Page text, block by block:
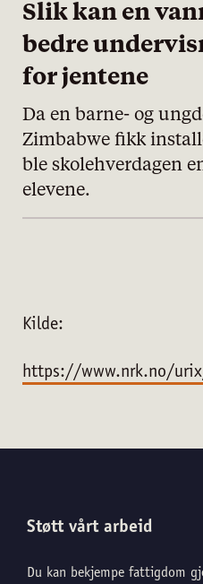
Slik kan en
bedre
for jentene
Da en barne- og
Zimbabwe fikk
ble skolehverdagen
elevene.
Kilde:
https://www.nrk.no/
Støtt vårt arbeid
Du kan bekjempe fattigdom